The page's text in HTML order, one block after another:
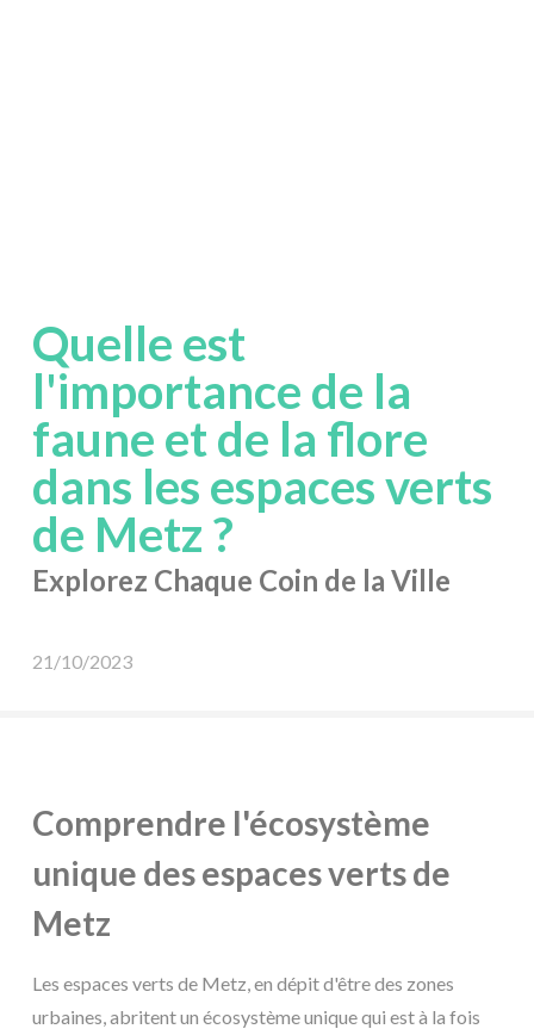
Quelle est
l'importance de la
faune et de la flore
dans les espaces verts
de Metz ?
Explorez Chaque Coin de la Ville
21/10/2023
Comprendre l'écosystème
unique des espaces verts de
Metz
Les espaces verts de Metz, en dépit d'être des zones
urbaines, abritent un écosystème unique qui est à la fois